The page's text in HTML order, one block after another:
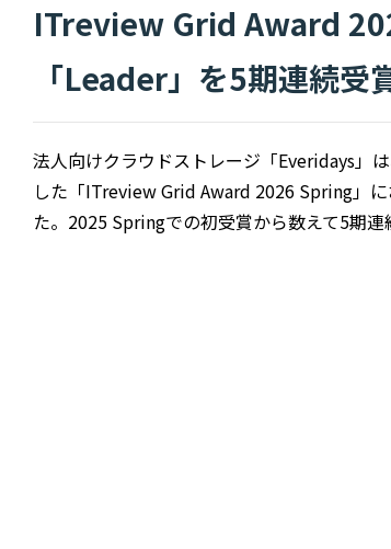
ITreview Grid Award
「Leader」を5期連続受
法人向けクラウドストレージ「Everidays」
した「ITreview Grid Award 2026 Spring」
た。2025 Springでの初受賞から数えて5期連